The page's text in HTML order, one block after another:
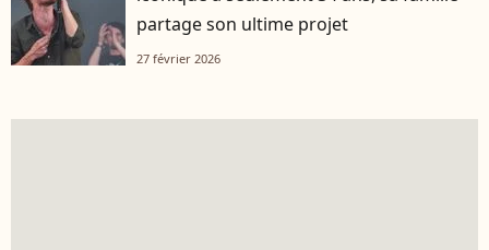
partage son ultime projet
27 février 2026